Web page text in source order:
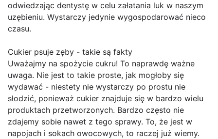
odwiedzając dentystę w celu załatania luk w naszym
uzębieniu. Wystarczy jedynie wygospodarować nieco
czasu.
Cukier psuje zęby - takie są fakty
Uważajmy na spożycie cukru! To naprawdę ważne
uwaga. Nie jest to takie proste, jak mogłoby się
wydawać - niestety nie wystarczy po prostu nie
słodzić, ponieważ cukier znajduje się w bardzo wielu
produktach przetworzonych. Bardzo często nie
zdajemy sobie nawet z tego sprawy. To, że jest w
napojach i sokach owocowych, to raczej już wiemy.